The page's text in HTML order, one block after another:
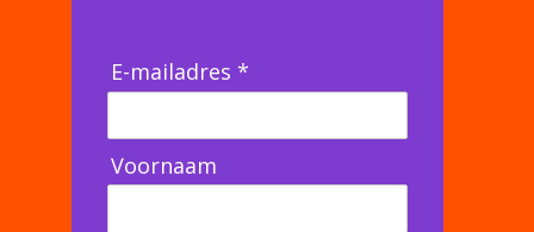
E-mailadres *
Voornaam